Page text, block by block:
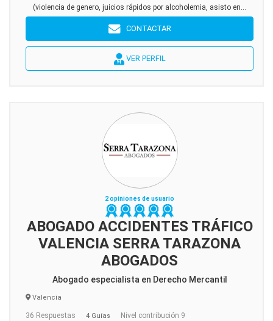
(violencia de genero, juicios rápidos por alcoholemia, asisto en...
CONTACTAR
VER PERFIL
2 opiniones de usuario
ABOGADO ACCIDENTES TRÁFICO
VALENCIA SERRA TARAZONA
ABOGADOS
Abogado especialista en Derecho Mercantil
Valencia
36 Respuestas 4 Guías Nivel contribución 9